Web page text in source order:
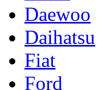
Daewoo
Daihatsu
Fiat
Ford